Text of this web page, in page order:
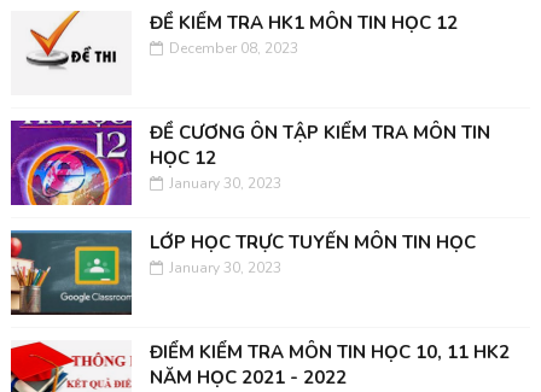
ĐỀ KIỂM TRA HK1 MÔN TIN HỌC 12
December 08, 2023
ĐỀ CƯƠNG ÔN TẬP KIỂM TRA MÔN TIN
HỌC 12
January 30, 2023
LỚP HỌC TRỰC TUYẾN MÔN TIN HỌC
January 30, 2023
ĐIỂM KIỂM TRA MÔN TIN HỌC 10, 11 HK2
NĂM HỌC 2021 - 2022